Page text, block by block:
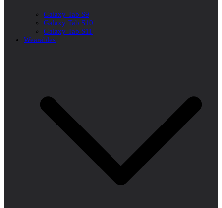
Galaxy Tab S9
Galaxy Tab S10
Galaxy Tab S11
Wearables